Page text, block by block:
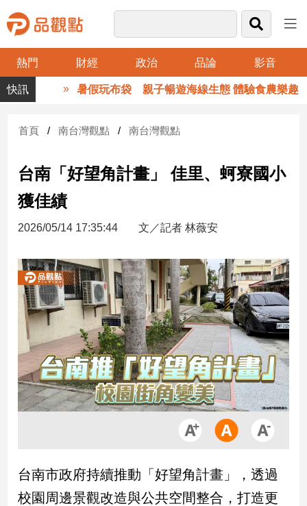
熱門 財經 政治 品論 影音
品
觀
財
台
財
新
產
經/
股
市
房
地
產
品
政
治
暑假玩布袋 親子暢遊海線生態 體驗食農樂趣
首頁 南台灣觀點 南台灣觀點
台南「好望角計畫」 佳里、蚵寮國小
獲佳績
2026/05/14 17:35:44 文／記者 林薇安
台南市政府持續推動「好望角計畫」，透過
校園周邊景觀改造與公共空間整合，打造更